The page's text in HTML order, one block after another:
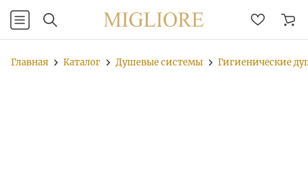
Главная Каталог Душевые системы Гигиенические